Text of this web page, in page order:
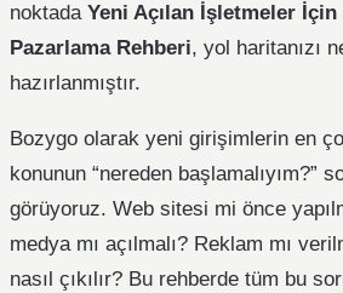
noktada Yeni Açılan İşletmeler İçin
Pazarlama Rehberi, yol haritanızı
hazırlanmıştır.
Bozygo olarak yeni girişimlerin en
konunun “nereden başlamalıyım?”
görüyoruz. Web sitesi mi önce
medya mı açılmalı? Reklam mı
nasıl çıkılır? Bu rehberde tüm bu